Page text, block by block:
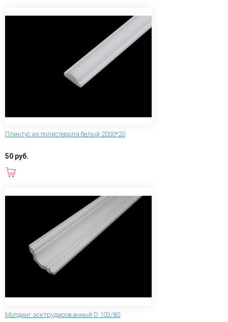
Плинтус из полистерола белый 2000*20
50 руб.
Молдинг эсктрудированный D 103/80